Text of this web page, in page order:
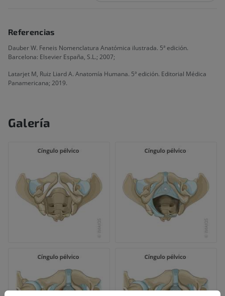
Referencias
Dauber W. Feneis Nomenclatura Anatómica ilustrada. 5ª edición.
Barcelona: Elsevier España, S.L.; 2007;
Latarjet M, Ruiz Liard A. Anatomía Humana. 5ª edición. Editorial Médica
Panamericana; 2019.
Galería